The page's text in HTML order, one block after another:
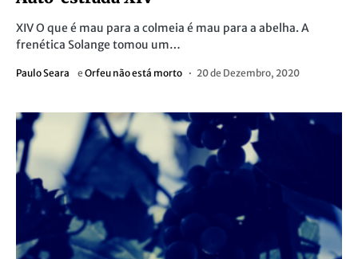
XIV O que é mau para a colmeia é mau para a abelha. A
frenética Solange tomou um…
Paulo Seara e Orfeu não está morto 20 de Dezembro, 2020